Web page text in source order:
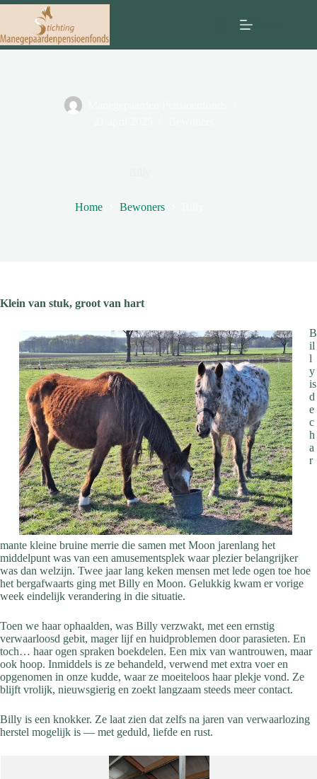
Ga
inhoud
Home Bewoners
Klein van stuk, groot van hart
B
il
l
y
is
d
e
c
h
a
r
mante kleine bruine merrie die samen met Moon jarenlang het
middelpunt was van een amusementsplek waar plezier belangrijker
was dan welzijn. Twee jaar lang keken mensen met lede ogen toe hoe
het bergafwaarts ging met Billy en Moon. Gelukkig kwam er vorige
week eindelijk verandering in die situatie.
Toen we haar ophaalden, was Billy verzwakt, met een ernstig
verwaarloosd gebit, mager lijf en huidproblemen door parasieten. En
toch… haar ogen spraken boekdelen. Een mix van wantrouwen, maar
ook hoop. Inmiddels is ze behandeld, verwend met extra voer en
opgenomen in onze kudde, waar ze moeiteloos haar plekje vond. Ze
blijft vrolijk, nieuwsgierig en zoekt langzaam steeds meer contact.
Billy is een knokker. Ze laat zien dat zelfs na jaren van verwaarlozing
herstel mogelijk is — met geduld, liefde en rust.